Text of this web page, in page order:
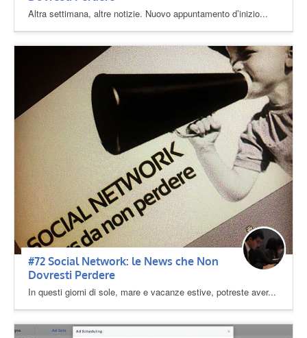
Altra settimana, altre notizie. Nuovo appuntamento d’inizio...
#72 Social Network: le News che Non
Dovresti Perdere
In questi giorni di sole, mare e vacanze estive, potreste aver...